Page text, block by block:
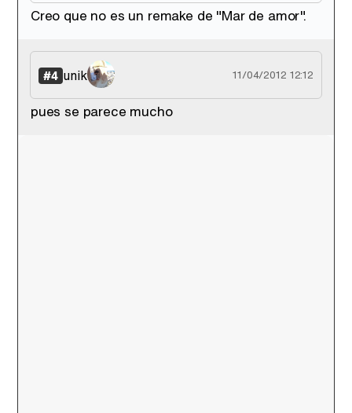
Creo que no es un remake de "Mar de amor".
#4 unik 11/04/2012 12:12
pues se parece mucho